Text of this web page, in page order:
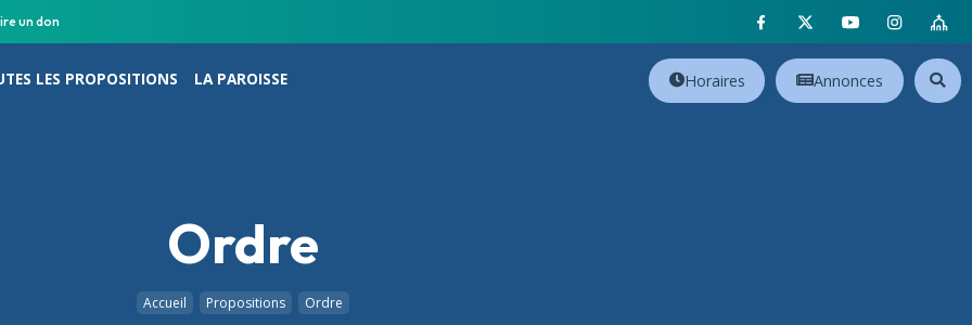
un don
LES PROPOSITIONS LA PAROISSE Horaires Annonces
Ordre
Accueil Propositions Ordre